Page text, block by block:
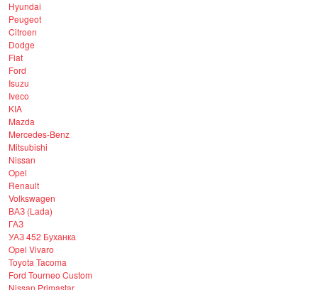
Hyundai
Peugeot
Citroen
Dodge
Fiat
Ford
Isuzu
Iveco
KIA
Mazda
Mercedes-Benz
Mitsubishi
Nissan
Opel
Renault
Volkswagen
ВАЗ (Lada)
ГАЗ
УАЗ 452 Буханка
Opel Vivaro
Toyota Tacoma
Ford Tourneo Custom